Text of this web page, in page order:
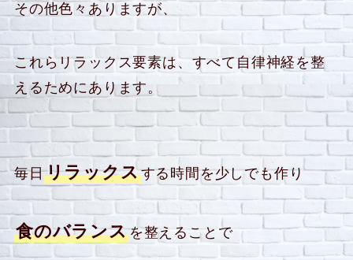
その他色々ありますが、
これらリラックス要素は、すべて自律神経を整
えるためにあります。
毎日リラックスする時間を少しでも作り
食のバランスを整えることで